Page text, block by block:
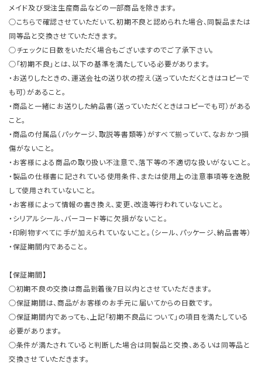
メイド及び受注生産商品などの一部商品を除きます。
○こちらで確認させていただいて、初期不良と認められた場合、同製品または
同等品と交換させていただきます。
○チェックに日数をいただく場合もございますのでご了承下さい。
○「初期不良」とは、以下の基準を満たしている必要があります。
・お送りしたときの、運送会社の送り状の控え（送っていただくときはコピーで
も可）があること。
・商品と一緒にお送りした納品書（送っていただくときはコピーでも可）がある
こと。
・商品の付属品（パッケージ、取説等書類等）がすべて揃っていて、なおかつ損
傷がないこと。
・お客様による商品の取り扱い不注意で、落下等の不適切な扱いがないこと。
・製品の仕様書に記されている使用条件、または使用上の注意事項等を逸脱
して使用されていないこと。
・お客様によって情報の書き換え、変更、改造等行われていないこと。
・シリアルシール、バーコード等に欠損がないこと。
・印刷物すべてに手が加えられていないこと。（シール、パッケージ、納品書等）
・保証期間内であること。
【保証期間】
○初期不良の交換は商品到着後7日以内とさせていただきます。
○保証期間は、商品がお客様のお手元に届いてからの日数です。
○保証期間内であっても、上記「初期不良品について」の項目を満たしている
必要があります。
○条件が満たされていると判断した場合は同製品と交換、あるいは同等品と
交換させていただきます。